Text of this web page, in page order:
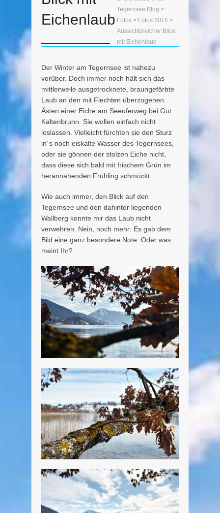
Eichenlaub
Tegernsee Blog >
Fotos > Fotos 2015 >
Aussichtsreicher Blick
mit Eichenlaub
Der Winter am Tegernsee ist nahezu
vorüber. Doch immer noch hält sich das
mittlerweile ausgetrocknete, braungefärbte
Laub an den mit Flechten überzogenen
Ästen einer Eiche am Seeuferweg bei Gut
Kaltenbrunn. Sie wollen einfach nicht
loslassen. Vielleicht fürchten sie den Sturz
in´s noch eiskalte Wasser des Tegernsees,
oder sie gönnen der stolzen Eiche nicht,
dass diese sich bald mit frischem Grün im
herannahenden Frühling schmückt.
Wie auch immer, den Blick auf den
Tegernsee und den dahinter liegenden
Wallberg konnte mir das Laub nicht
verwehren. Nein, noch mehr: Es gab dem
Bild eine ganz besondere Note. Oder was
meint Ihr?